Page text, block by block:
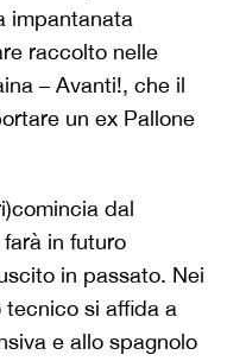
impantanata
raccolto nelle
– Avanti!, che il
un ex Pallone
dal
in futuro
in passato. Nei
tecnico si affida a
e allo spagnolo